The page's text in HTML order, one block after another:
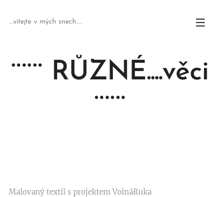
...vítejte v mých snech....
¨¨¨ RŮZNÉ....věci
¨¨¨
Malovaný textil s projektem VolnáRuka